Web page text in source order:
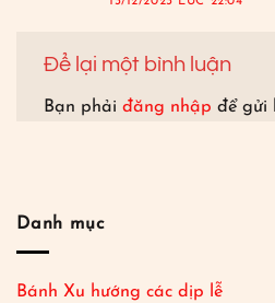
Để lại một bình luận
Bạn phải đăng nhập để gửi
Danh mục
Bánh Xu hướng các dịp lễ